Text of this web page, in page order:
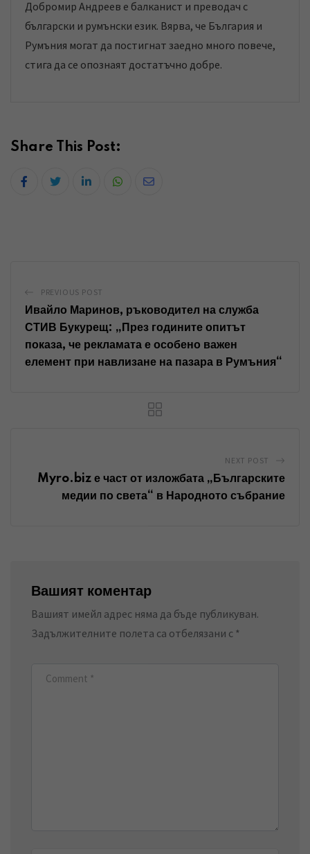
Добромир Андреев е балканист и преводач с
български и румънски език. Вярва, че България и
Румъния могат да постигнат заедно много повече,
стига да се опознаят достатъчно добре.
Share This Post:
d
I
n
W
p
p
i
a
E
m
i
PREVIOUS POST
Ивайло Маринов, ръководител на служба
СТИВ Букурещ: „През годините опитът
показа, че рекламата е особено важен
елемент при навлизане на пазара в Румъния“
NEXT POST
Myro.biz е част от изложбата „Българските
медии по света“ в Народното събрание
Вашият коментар
Вашият имейл адрес няма да бъде публикуван.
Задължителните полета са отбелязани с *